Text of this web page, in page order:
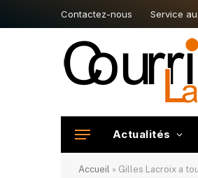
Contactez-nous Service
Actualités
Accueil » Gilles Lacroix a